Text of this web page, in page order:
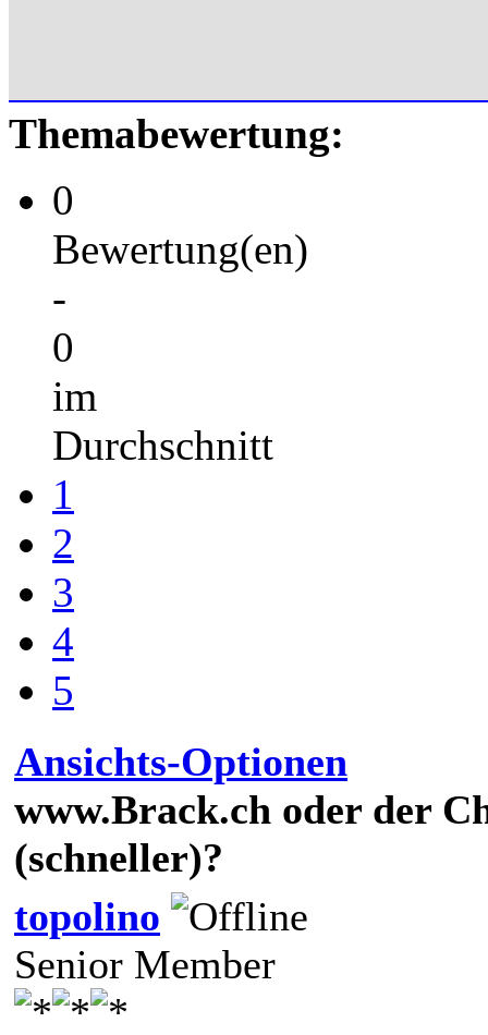
Themabewertung:
0
Bewertung(en)
-
0
im
Durchschnitt
1
2
3
4
5
Ansichts-Optionen
www.Brack.ch oder der
(schneller)?
topolino
Senior Member